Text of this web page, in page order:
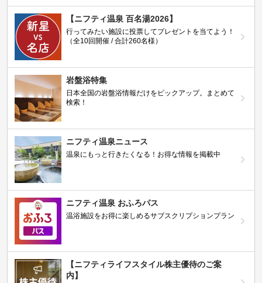
【ニフティ温泉 百名湯2026】
行ってみたい施設に投票してプレゼントを当てよう！
（全10回開催 / 合計260名様）
岩盤浴特集
日本全国の岩盤浴情報だけをピックアップ。まとめて
検索！
ニフティ温泉ニュース
温泉にもっと行きたくなる！お得な情報を掲載中
ニフティ温泉 おふろパス
温浴施設をお得に楽しめるサブスクリプションプラン
【ニフティライフスタイル株主優待のご案
内】